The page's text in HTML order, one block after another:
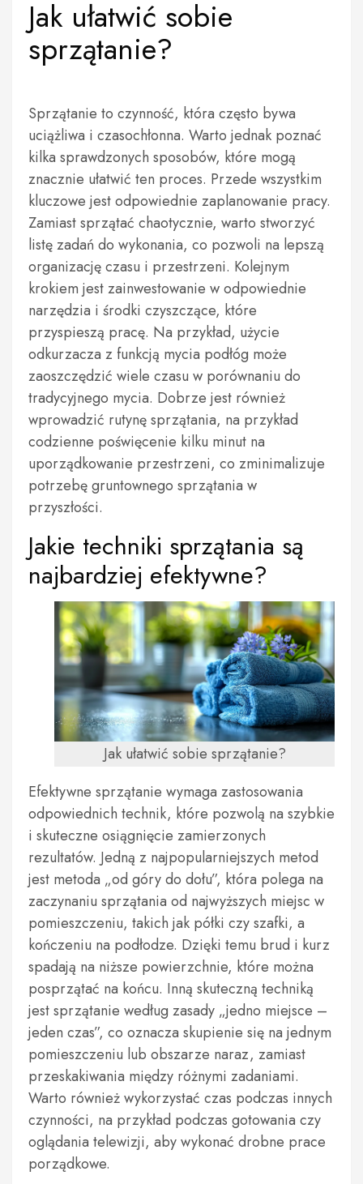
Jak ułatwić sobie
sprzątanie?
Sprzątanie to czynność, która często bywa
uciążliwa i czasochłonna. Warto jednak poznać
kilka sprawdzonych sposobów, które mogą
znacznie ułatwić ten proces. Przede wszystkim
kluczowe jest odpowiednie zaplanowanie pracy.
Zamiast sprzątać chaotycznie, warto stworzyć
listę zadań do wykonania, co pozwoli na lepszą
organizację czasu i przestrzeni. Kolejnym
krokiem jest zainwestowanie w odpowiednie
narzędzia i środki czyszczące, które
przyspieszą pracę. Na przykład, użycie
odkurzacza z funkcją mycia podłóg może
zaoszczędzić wiele czasu w porównaniu do
tradycyjnego mycia. Dobrze jest również
wprowadzić rutynę sprzątania, na przykład
codzienne poświęcenie kilku minut na
uporządkowanie przestrzeni, co zminimalizuje
potrzebę gruntownego sprzątania w
przyszłości.
Jakie techniki sprzątania są
najbardziej efektywne?
Jak ułatwić sobie sprzątanie?
Efektywne sprzątanie wymaga zastosowania
odpowiednich technik, które pozwolą na szybkie
i skuteczne osiągnięcie zamierzonych
rezultatów. Jedną z najpopularniejszych metod
jest metoda „od góry do dołu”, która polega na
zaczynaniu sprzątania od najwyższych miejsc w
pomieszczeniu, takich jak półki czy szafki, a
kończeniu na podłodze. Dzięki temu brud i kurz
spadają na niższe powierzchnie, które można
posprzątać na końcu. Inną skuteczną techniką
jest sprzątanie według zasady „jedno miejsce –
jeden czas”, co oznacza skupienie się na jednym
pomieszczeniu lub obszarze naraz, zamiast
przeskakiwania między różnymi zadaniami.
Warto również wykorzystać czas podczas innych
czynności, na przykład podczas gotowania czy
oglądania telewizji, aby wykonać drobne prace
porządkowe.